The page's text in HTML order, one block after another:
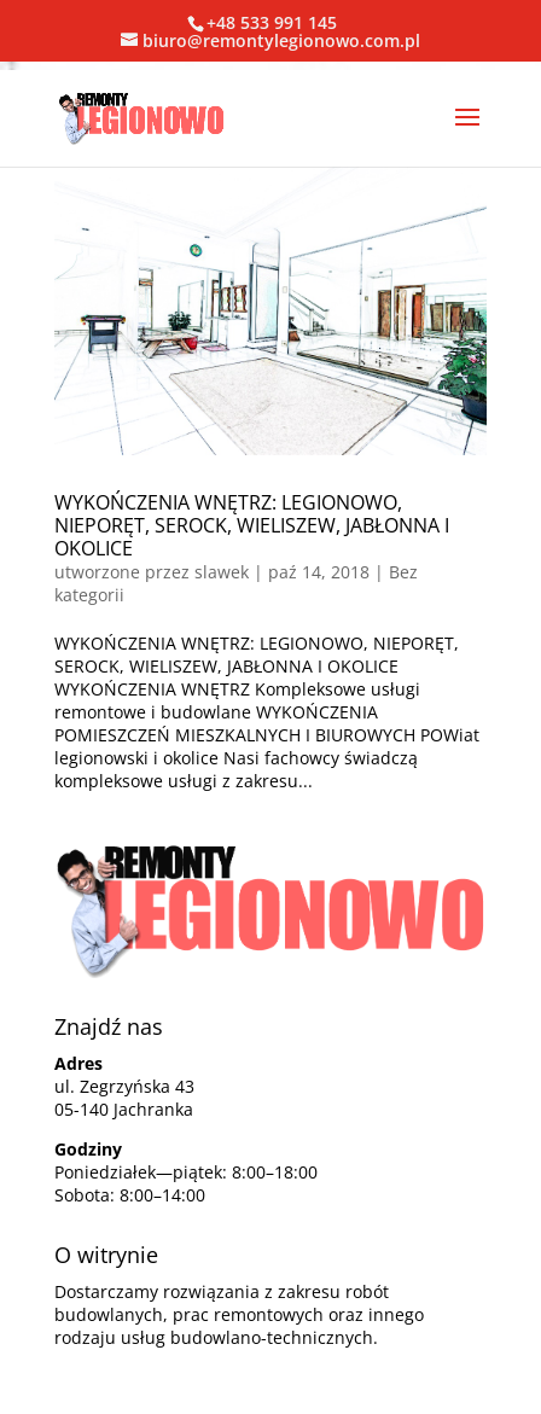
+48 533 991 145
biuro@remontylegionowo.com.pl
WYKOŃCZENIA WNĘTRZ: LEGIONOWO,
NIEPORĘT, SEROCK, WIELISZEW, JABŁONNA I
OKOLICE
utworzone przez slawek| paź 14, 2018| Bez
kategorii
WYKOŃCZENIA WNĘTRZ: LEGIONOWO, NIEPORĘT,
SEROCK, WIELISZEW, JABŁONNA I OKOLICE
WYKOŃCZENIA WNĘTRZ Kompleksowe usługi
remontowe i budowlane WYKOŃCZENIA
POMIESZCZEŃ MIESZKALNYCH I BIUROWYCH POWiat
legionowski i okolice Nasi fachowcy świadczą
kompleksowe usługi z zakresu...
Znajdź nas
Adres
ul. Zegrzyńska 43
05-140 Jachranka
Godziny
Poniedziałek—piątek: 8:00–18:00
Sobota: 8:00–14:00
O witrynie
Dostarczamy rozwiązania z zakresu robót
budowlanych, prac remontowych oraz innego
rodzaju usług budowlano-technicznych.